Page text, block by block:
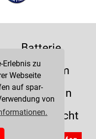
Erlebnis zu
Webseite
auf spar-
von
Batterie
Impressum
Liefertermin
Widerrufsrecht